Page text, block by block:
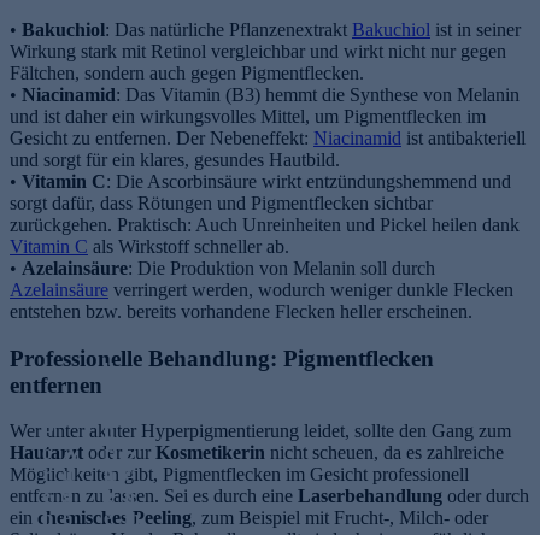
• Bakuchiol: Das natürliche Pflanzenextrakt Bakuchiol ist in seiner
Wirkung stark mit Retinol vergleichbar und wirkt nicht nur gegen
Fältchen, sondern auch gegen Pigmentflecken.
• Niacinamid: Das Vitamin (B3) hemmt die Synthese von Melanin
und ist daher ein wirkungsvolles Mittel, um Pigmentflecken im
Gesicht zu entfernen. Der Nebeneffekt: Niacinamid ist antibakteriell
und sorgt für ein klares, gesundes Hautbild.
• Vitamin C: Die Ascorbinsäure wirkt entzündungshemmend und
sorgt dafür, dass Rötungen und Pigmentflecken sichtbar
zurückgehen. Praktisch: Auch Unreinheiten und Pickel heilen dank
Vitamin C als Wirkstoff schneller ab.
• Azelainsäure: Die Produktion von Melanin soll durch
Azelainsäure verringert werden, wodurch weniger dunkle Flecken
entstehen bzw. bereits vorhandene Flecken heller erscheinen.
Professionelle Behandlung: Pigmentflecken
entfernen
Wer unter akuter Hyperpigmentierung leidet, sollte den Gang zum
Hautarzt oder zur Kosmetikerin nicht scheuen, da es zahlreiche
Möglichkeiten gibt, Pigmentflecken im Gesicht professionell
entfernen zu lassen. Sei es durch eine Laserbehandlung oder durch
ein chemisches Peeling, zum Beispiel mit Frucht-, Milch- oder
P
o
r
e
n
A
u
g
e
u
n
ri
n
g
e
S
c
h
m